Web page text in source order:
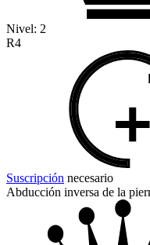
Nivel: 2
R4
Suscripción necesario
Abducción inversa de la